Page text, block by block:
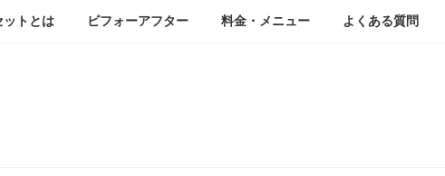
ットとは ビフォーアフター 料金・メニュー よくある質問